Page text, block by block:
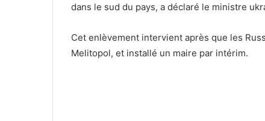
dans le sud du pays, a déclaré le ministre
Cet enlèvement intervient après que les
Melitopol, et installé un maire par intérim.